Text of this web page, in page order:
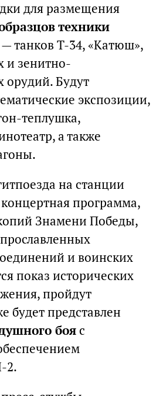
для размещения
техники
— танков Т-34, «Катюш»,
и зенитно-
орудий. Будут
экспозиции,
теплушка,
а также
на станции
программа,
Знамени Победы,
и воинских
показ исторических
пройдут
будет представлен
бояс
2.